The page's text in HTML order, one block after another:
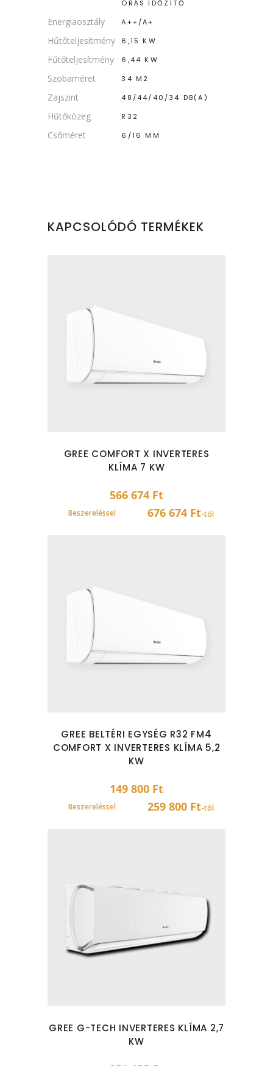
ÓRÁS IDŐZÍTŐ
Energiaosztály A++/A+
Hűtőteljesítmény 6,15 KW
Fűtőteljesítmény 6,44 KW
Szobaméret 34 M2
Zajszint 48/44/40/34 DB(A)
Hűtőközeg R32
Csőméret 6/16 MM
KAPCSOLÓDÓ TERMÉKEK
GREE COMFORT X INVERTERES
KLÍMA 7 KW
566 674 Ft
Beszereléssel 676 674 Ft-tól
GREE BELTÉRI EGYSÉG R32 FM4
COMFORT X INVERTERES KLÍMA 5,2
KW
149 800 Ft
Beszereléssel 259 800 Ft-tól
GREE G-TECH INVERTERES KLÍMA 2,7
KW